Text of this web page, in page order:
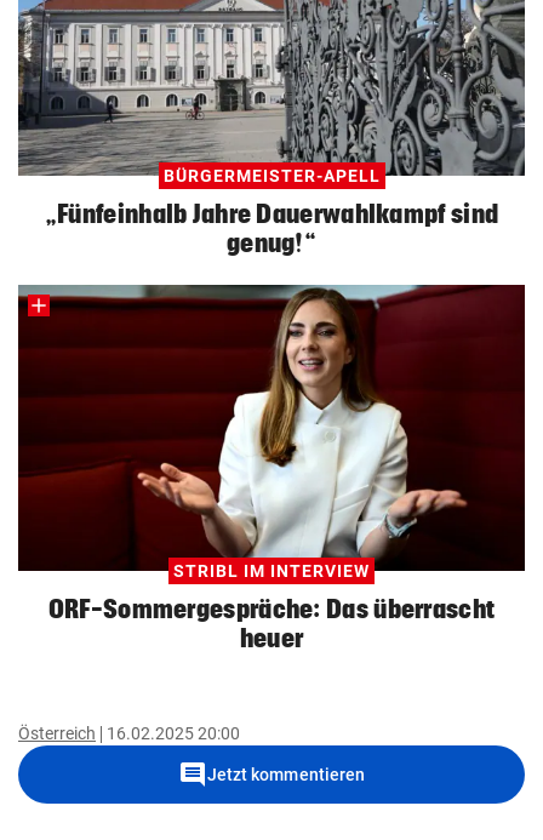
BÜRGERMEISTER-APELL
„Fünfeinhalb Jahre Dauerwahlkampf sind
genug!“
STRIBL IM INTERVIEW
ORF-Sommergespräche: Das überrascht
heuer
Österreich 16.02.2025 20:00
commentJetzt kommentieren